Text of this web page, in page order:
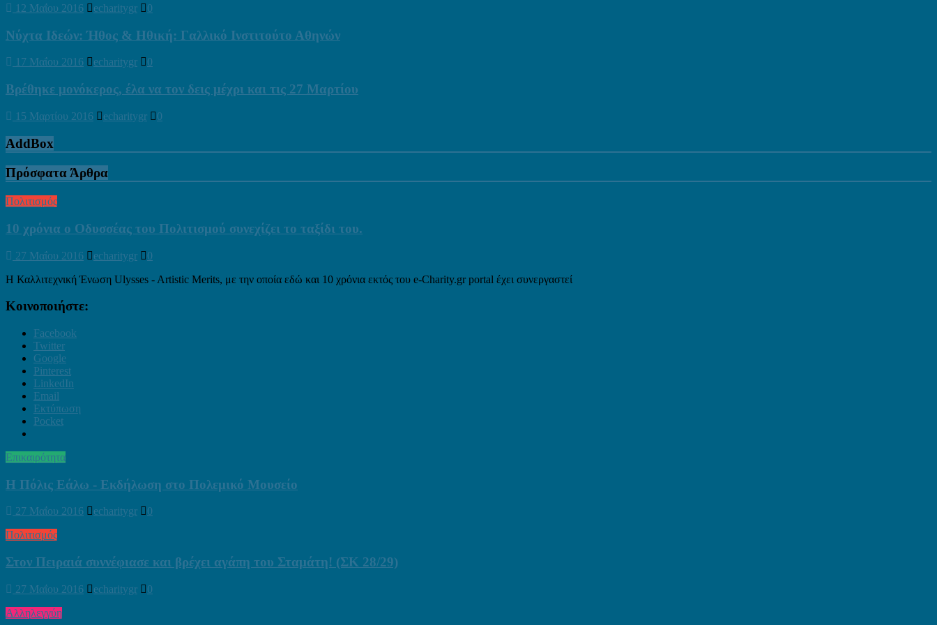
12 Μαΐου 2016 echaritygr 0
Νύχτα Ιδεών: Ήθος & Ηθική: Γαλλικό Ινστιτούτο Αθηνών
17 Μαΐου 2016 echaritygr 0
Βρέθηκε μονόκερος, έλα να τον δεις μέχρι και τις 27 Μαρτίου
15 Μαρτίου 2016 echaritygr 0
AddBox
Πρόσφατα Άρθρα
Πολιτισμός
10 χρόνια ο Οδυσσέας του Πολιτισμού συνεχίζει το ταξίδι του.
27 Μαΐου 2016 echaritygr
0
Η Καλλιτεχνική Ένωση Ulysses - Artistic Merits, με την οποία εδώ και 10 χρόνια εκτός του e-Charity.gr portal έχει συνεργαστεί
Κοινοποιήστε:
Facebook
Twitter
Google
Pinterest
LinkedIn
Email
Εκτύπωση
Pocket
Επικαιρότητα
Η Πόλις Εάλω - Εκδήλωση στο Πολεμικό Μουσείο
27 Μαΐου 2016 echaritygr
0
Πολιτισμός
Στον Πειραιά συννέφιασε και βρέχει αγάπη του Σταμάτη! (ΣΚ 28/29)
27 Μαΐου 2016 echaritygr
0
Αλληλεγγύη